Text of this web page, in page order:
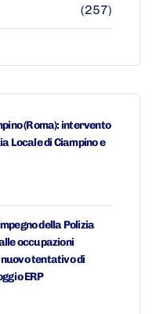
(257)
(Roma): intervento
Locale di Ciampino e
della Polizia
occupazioni
tentativo di
ERP